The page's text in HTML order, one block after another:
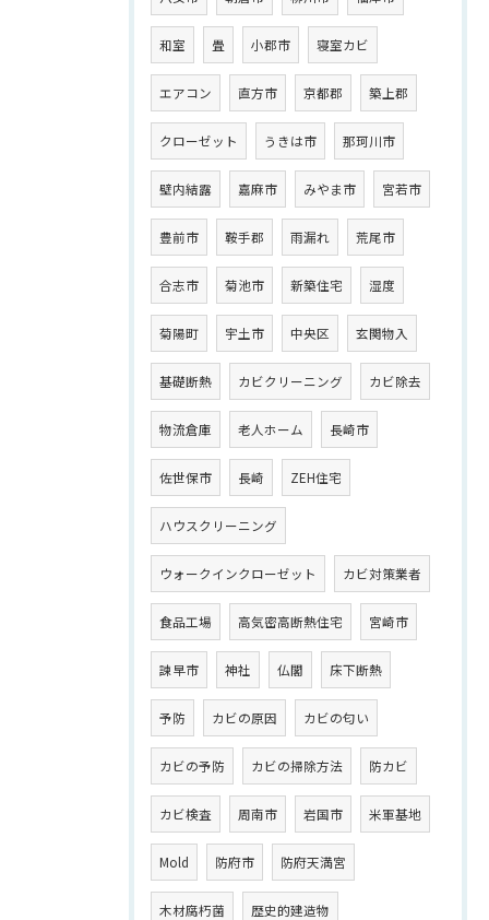
和室 畳 小郡市 寝室カビ
エアコン 直方市 京都郡 築上郡
クローゼット うきは市 那珂川市
壁内結露 嘉麻市 みやま市 宮若市
豊前市 鞍手郡 雨漏れ 荒尾市
合志市 菊池市 新築住宅 湿度
菊陽町 宇土市 中央区 玄関物入
基礎断熱 カビクリーニング カビ除去
物流倉庫 老人ホーム 長崎市
佐世保市 長崎 ZEH住宅
ハウスクリーニング
ウォークインクローゼット カビ対策業者
食品工場 高気密高断熱住宅 宮崎市
諫早市 神社 仏閣 床下断熱
予防 カビの原因 カビの匂い
カビの予防 カビの掃除方法 防カビ
カビ検査 周南市 岩国市 米軍基地
Mold 防府市 防府天満宮
木材腐朽菌 歴史的建造物